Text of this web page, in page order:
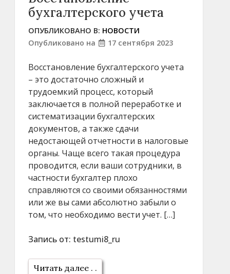
бухгалтерского учета
ОПУБЛИКОВАНО В: НОВОСТИ
Опубликовано на
17 сентября 2023
Восстановление бухгалтерского учета
– это достаточно сложный и
трудоемкий процесс, который
заключается в полной переработке и
систематизации бухгалтерских
документов, а также сдачи
недостающей отчетности в налоговые
органы. Чаще всего такая процедура
проводится, если ваши сотрудники, в
частности бухгалтер плохо
справляются со своими обязанностями
или же вы сами абсолютно забыли о
том, что необходимо вести учет. […]
Запись от: testumi8_ru
Читать далее . .